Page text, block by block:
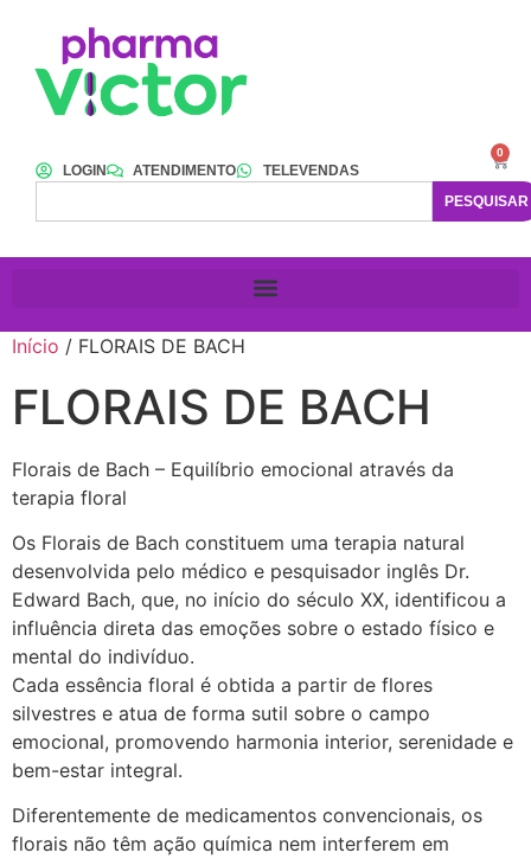
LOGIN ATENDIMENTO
TELEVENDAS
PESQUISAR
0
Início / FLORAIS DE BACH
FLORAIS DE BACH
Florais de Bach – Equilíbrio emocional através da
terapia floral
Os Florais de Bach constituem uma terapia natural
desenvolvida pelo médico e pesquisador inglês Dr.
Edward Bach, que, no início do século XX, identificou a
influência direta das emoções sobre o estado físico e
mental do indivíduo.
Cada essência floral é obtida a partir de flores
silvestres e atua de forma sutil sobre o campo
emocional, promovendo harmonia interior, serenidade e
bem-estar integral.
Diferentemente de medicamentos convencionais, os
florais não têm ação química nem interferem em